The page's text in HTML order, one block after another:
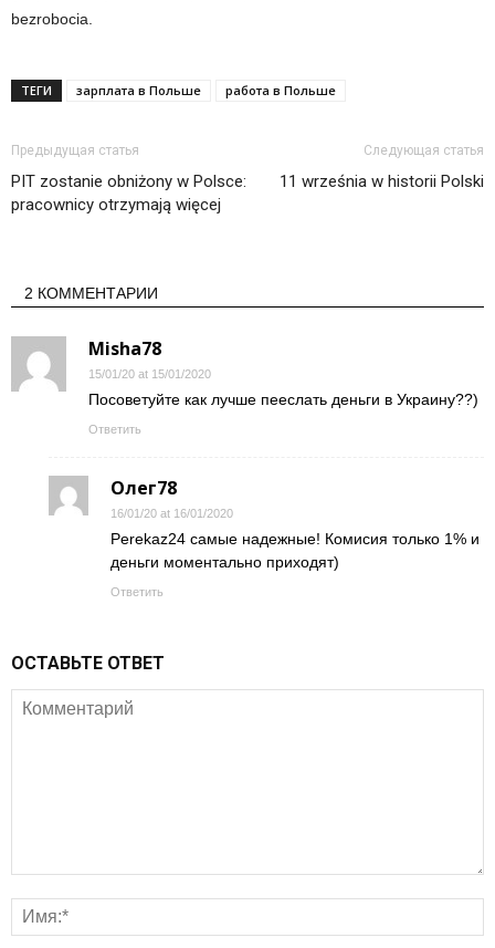
bezrobocia.
ТЕГИ зарплата в Польше работа в Польше
Предыдущая статья
PIT zostanie obniżony w Polsce:
pracownicy otrzymają więcej
Следующая статья
11 września w historii Polski
2 КОММЕНТАРИИ
Misha78
15/01/20 at 15/01/2020
Посоветуйте как лучше пееслать деньги в Украину??)
Ответить
Олег78
16/01/20 at 16/01/2020
Perekaz24 самые надежные! Комисия только 1% и
деньги моментально приходят)
Ответить
ОСТАВЬТЕ ОТВЕТ